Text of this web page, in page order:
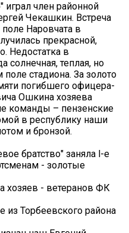
играл член районной
Чекашкин. Встреча
Наровчата в
прекрасной,
Недостатка в
солнечная, теплая, но
стадиона. За золото
погибшего офицера-
Ошкина хозяева
команды – пензенские
в республику наши
и бронзой.
братство" заняла l-е
- золотые
хозяев - ветеранов ФК
из Торбеевского района